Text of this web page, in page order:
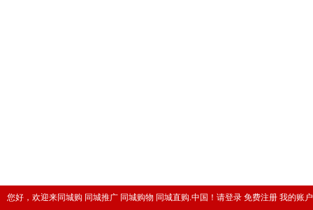
您好，欢迎来同城购 同城推广 同城购物 同城直购.中国！ 请登录 免费注册 我的账户